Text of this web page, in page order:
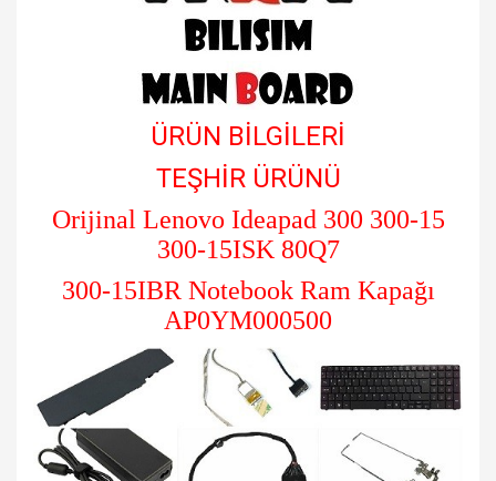
ÜRÜN BİLGİLERİ
TEŞHİR ÜRÜNÜ
Orijinal Lenovo Ideapad 300 300-15
300-15ISK 80Q7
300-15IBR Notebook Ram Kapağı
AP0YM000500